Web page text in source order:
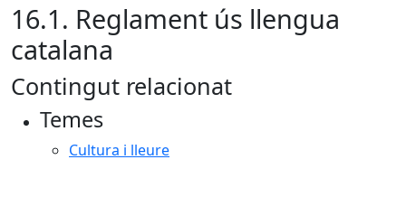
16.1. Reglament ús llengua
catalana
Contingut relacionat
Temes
Cultura i lleure